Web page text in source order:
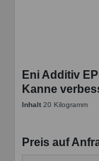
Eni Additiv
Kanne
Schmierung
Inhalt20 Kilogramm
Preis auf